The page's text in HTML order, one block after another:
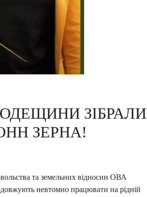
ЗІБРАЛИ
ЗЕРНА!
та земельних відносин ОВА
невтомно працювати на рідній